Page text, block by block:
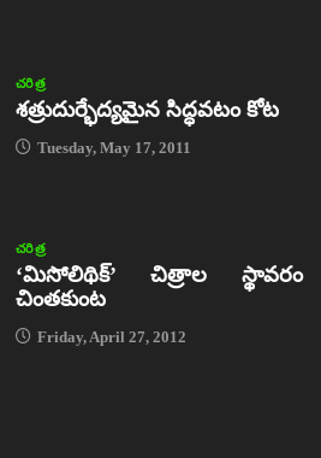
చరిత్ర
శత్రుదుర్భేద్యమైన సిద్ధవటం కోట
Tuesday, May 17, 2011
చరిత్ర
‘మిసోలిథిక్‌’ చిత్రాల స్థావరం
చింతకుంట
Friday, April 27, 2012